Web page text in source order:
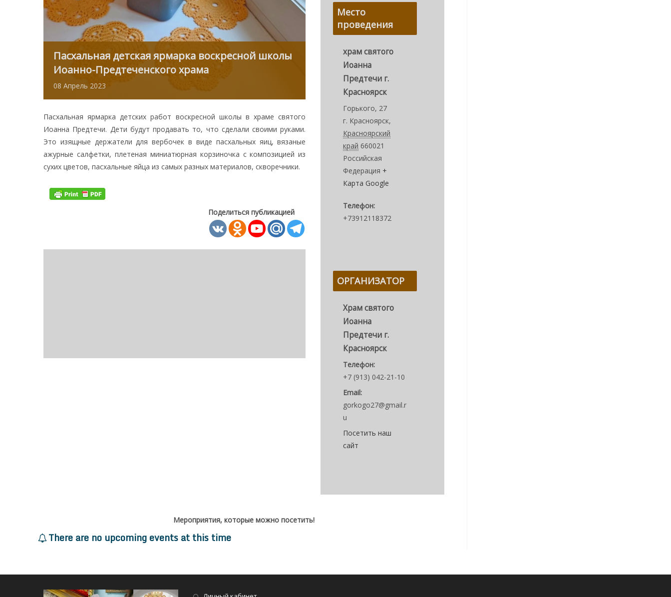
Пасхальная детская ярмарка воскресной школы
Иоанно-Предтеченского храма
08 Апрель 2023
Пасхальная ярмарка детских работ воскресной школы в храме святого
Иоанна Предтечи. Дети будут продавать то, что сделали своими руками.
Это изящные держатели для вербочек в виде пасхальных яиц, вязаные
ажурные салфетки, плетеная миниатюрная корзиночка с композицией из
сухих цветов, пасхальные яйца из самых разных материалов, скворечники.
Поделиться публикацией
Место
проведения
храм святого
Иоанна
Предтечи г.
Красноярск
Горького, 27
г. Красноярск,
Красноярский
край 660021
Российская
Федерация +
Карта Google
Телефон:
+73912118372
ОРГАНИЗАТОР
Храм святого
Иоанна
Предтечи г.
Красноярск
Телефон:
+7 (913) 042-21-10
Email:
gorkogo27@gmail.r
u
Посетить наш
сайт
Мероприятия, которые можно посетить!
There are no upcoming events at this time